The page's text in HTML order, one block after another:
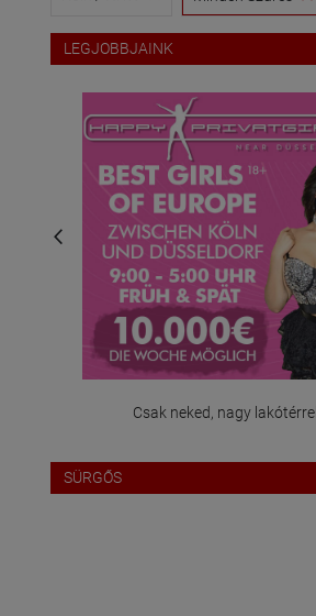
LEGJOBBJAINK
Csak neked, nagy lakótérrel
SÜRGŐS